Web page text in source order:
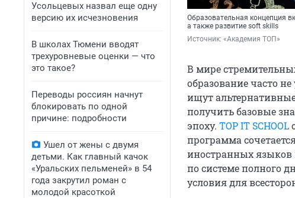
Усольцевых назвал еще одну
версию их исчезновения
В школах Тюмени вводят
трехуровневые оценки — что
это такое?
Переводы россиян начнут
блокировать по одной
причине: подробности
Ушел от жены с двумя
детьми. Как главный качок
«Уральских пельменей» в 54
года закрутил роман с
молодой красоткой
Образовательная концепция
а также развитие soft skills
Источник: «Академия ТОП»
В мире
образование часто
ищут
получить базовые
эпоху. TOP IT SCHOOL
программа
иностранных языков
по системе полного
условия для